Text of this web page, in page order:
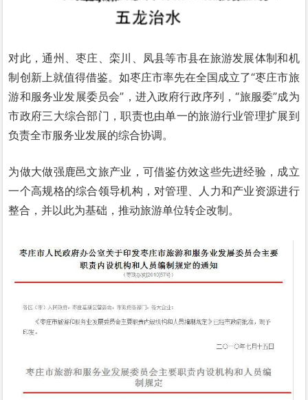
对此，通州、枣庄、栾川、凤县等市县在旅游发展体制和机
制创新上就值得借鉴。如枣庄市率先在全国成立了“枣庄市旅
游和服务业发展委员会”，进入政府行政序列，“旅服委”成为
市政府三大综合部门，职责也由单一的旅游行业管理扩展到
负责全市服务业发展的综合协调。
为做大做强鹿邑文旅产业，可借鉴仿效这些先进经验，成立
一个高规格的综合领导机构，对管理、人力和产业资源进行
整合，并以此为基础，推动旅游单位转企改制。